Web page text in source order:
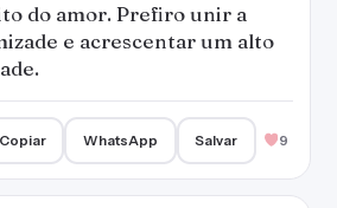
do amor. Prefiro unir a
e acrescentar um alto
Copiar WhatsApp Salvar 9